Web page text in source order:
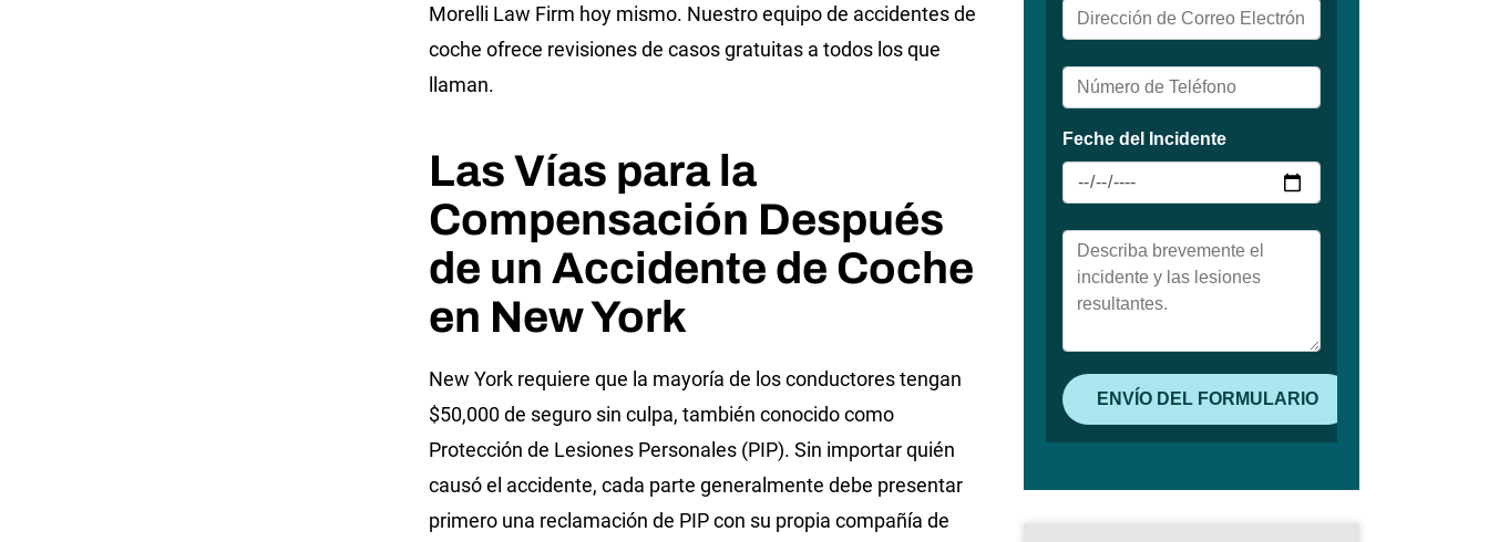
Morelli Law Firm hoy mismo. Nuestro equipo de accidentes de
coche ofrece revisiones de casos gratuitas a todos los que
llaman.
Las Vías para la
Compensación Después
de un Accidente de Coche
en New York
New York requiere que la mayoría de los conductores tengan
$50,000 de seguro sin culpa, también conocido como
Protección de Lesiones Personales (PIP). Sin importar quién
causó el accidente, cada parte generalmente debe presentar
primero una reclamación de PIP con su propia compañía de